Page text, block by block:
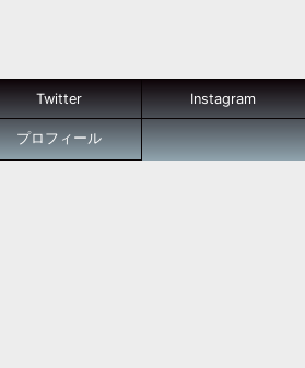
Twitter Instagram
プロフィール